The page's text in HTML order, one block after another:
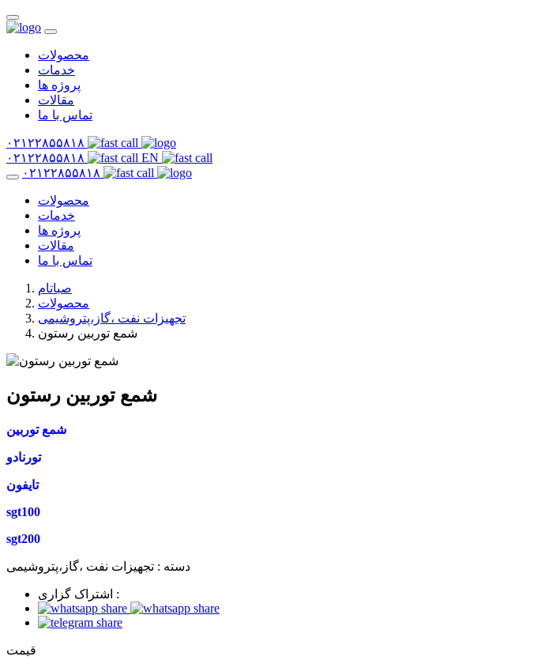
محصولات
خدمات
پروژه ها
مقالات
تماس با ما
۰۲۱۲۲۸۵۵۸۱۸
۰۲۱۲۲۸۵۵۸۱۸
EN
۰۲۱۲۲۸۵۵۸۱۸
محصولات
خدمات
پروژه ها
مقالات
تماس با ما
صباتام
محصولات
تجهیزات نفت ،گاز،پتروشیمی
شمع توربین رستون
شمع توربین رستون
تورنادو
تایفون
sgt100
sgt200
دسته : تجهیزات نفت ،گاز،پتروشیمی
اشتراک گزاری :
قیمت